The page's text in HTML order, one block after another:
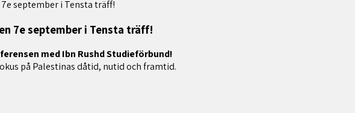
september i Tensta träff!
7e september i Tensta träff!
med Ibn Rushd Studieförbund!
på Palestinas dåtid, nutid och framtid.